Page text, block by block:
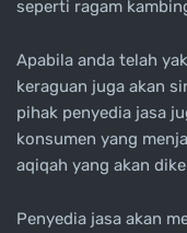
seperti ragam
Apabila anda telah
keraguan juga akan
pihak penyedia jasa
konsumen yang
aqiqah yang akan
Penyedia jasa akan